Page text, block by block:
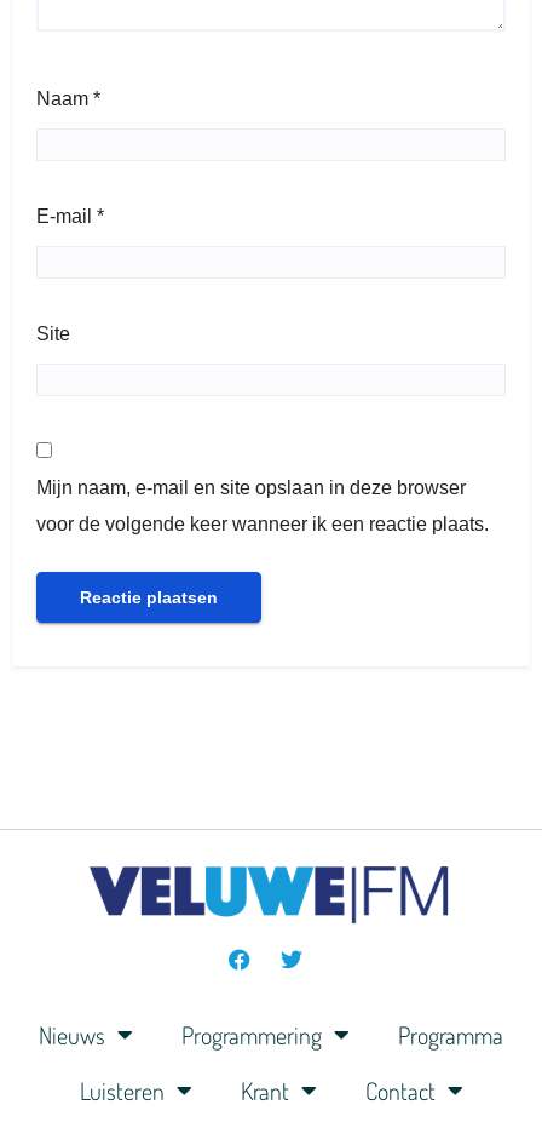
Naam *
E-mail *
Site
Mijn naam, e-mail en site opslaan in deze browser
voor de volgende keer wanneer ik een reactie plaats.
Nieuws Programmering
Programma
Luisteren
Krant Contact